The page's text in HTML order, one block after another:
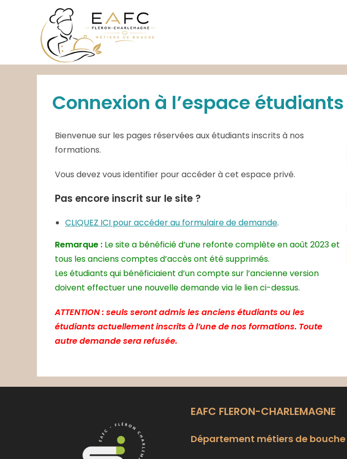
Connexion à l’espace étudiants
Bienvenue sur les pages réservées aux étudiants inscrits à nos
formations.
Vous devez vous identifier pour accéder à cet espace privé.
Pas encore inscrit sur le site ?
CLIQUEZ ICI pour accéder au formulaire de demande.
Remarque : Le site a bénéficié d’une refonte complète en août 2023 et
tous les anciens comptes d’accès ont été supprimés.
Les étudiants qui bénéficiaient d’un compte sur l’ancienne version
doivent effectuer une nouvelle demande via le lien ci-dessus.
ATTENTION : seuls seront admis les anciens étudiants ou les
étudiants actuellement inscrits à l’une de nos formations. Toute
autre demande sera refusée.
EAFC FLERON-CHARLEMAGNE
Département métiers de bouche